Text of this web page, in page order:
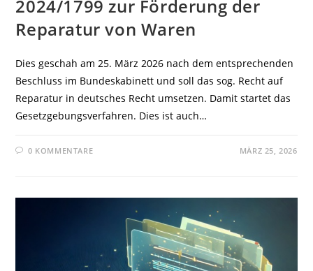
2024/1799 zur Förderung der
Reparatur von Waren
Dies geschah am 25. März 2026 nach dem entsprechenden
Beschluss im Bundeskabinett und soll das sog. Recht auf
Reparatur in deutsches Recht umsetzen. Damit startet das
Gesetzgebungsverfahren. Dies ist auch…
0 KOMMENTARE MÄRZ 25, 2026